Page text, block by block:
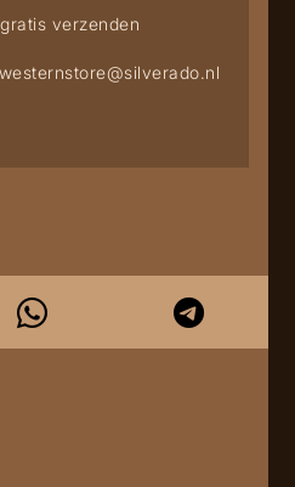
verzenden
westernstore@silverado.nl